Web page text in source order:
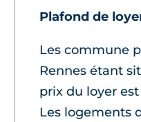
Plafond de
Les commune
Rennes étant
prix du loyer
Les logements